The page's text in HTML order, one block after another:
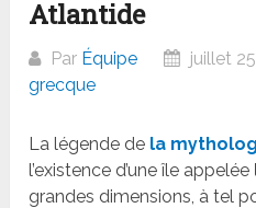
Atlantide
Par Équipe juillet
grecque
La légende de la
l’existence d’une île appelée
grandes dimensions, à tel